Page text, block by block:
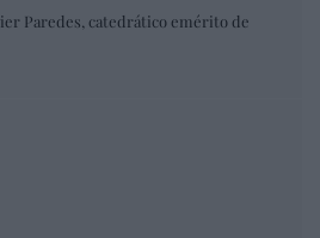
Paredes, catedrático emérito de